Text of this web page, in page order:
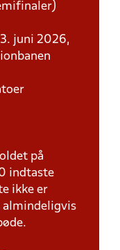
juni 2026,
på
indtaste
ikke er